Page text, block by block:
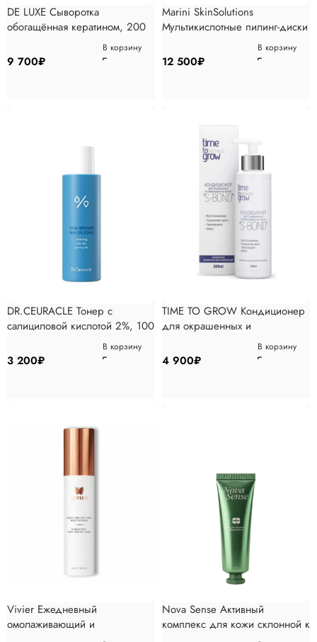
DE LUXE Сыворотка
обогащённая кератином, 200
9 700₽
В корзину
Marini SkinSolutions
Мультикислотные пилинг-диски
для глубокого обновления
кожи 30 шт
12 500₽
В корзину
DR.CEURACLE Тонер с
салициловой кислотой 2%, 100
3 200₽
В корзину
TIME TO GROW Кондиционер
для окрашенных и
поврежденных волос, 200 мл
4 900₽
В корзину
Vivier Ежедневный
омолаживающий и
Nova Sense Активный
комплекс для кожи склонной к